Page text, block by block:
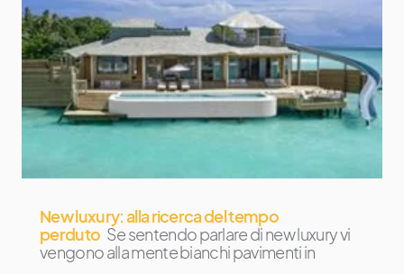
New luxury: alla ricerca del tempo
perduto Se sentendo parlare di new luxury vi
vengono alla mente bianchi pavimenti in